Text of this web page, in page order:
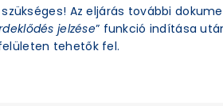
Az eljárás további
jelzése” funkció indítása
tehetők fel.